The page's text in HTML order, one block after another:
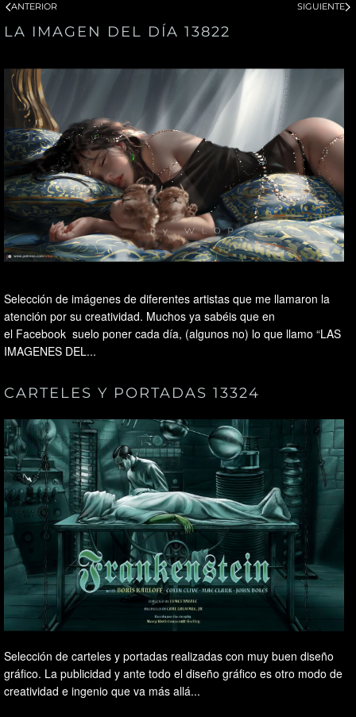
ANTERIOR SIGUIENTE
LA IMAGEN DEL DÍA 13822
Selección de imágenes de diferentes artistas que me llamaron la
atención por su creatividad. Muchos ya sabéis que en
el Facebook suelo poner cada día, (algunos no) lo que llamo “LAS
IMAGENES DEL...
CARTELES Y PORTADAS 13324
Selección de carteles y portadas realizadas con muy buen diseño
gráfico. La publicidad y ante todo el diseño gráfico es otro modo de
creatividad e ingenio que va más allá...